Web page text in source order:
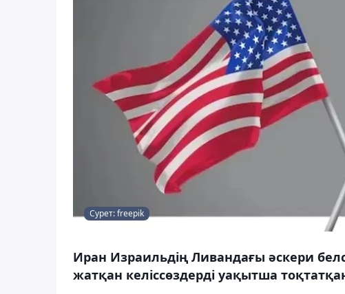
Сурет: freepik
Иран Израильдің Ливандағы әскери
жатқан келіссөздерді уақытша